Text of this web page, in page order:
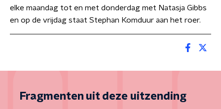
elke maandag tot en met donderdag met Natasja Gibbs
en op de vrijdag staat Stephan Komduur aan het roer.
Fragmenten uit deze uitzending